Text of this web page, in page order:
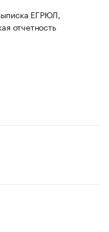
ЕГРЮЛ,
отчетность